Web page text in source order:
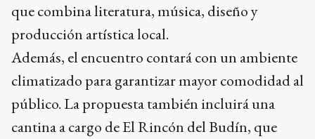
que combina literatura, música, diseño y
producción artística local.
Además, el encuentro contará con un ambiente
climatizado para garantizar mayor comodidad al
público. La propuesta también incluirá una
cantina a cargo de El Rincón del Budín, que